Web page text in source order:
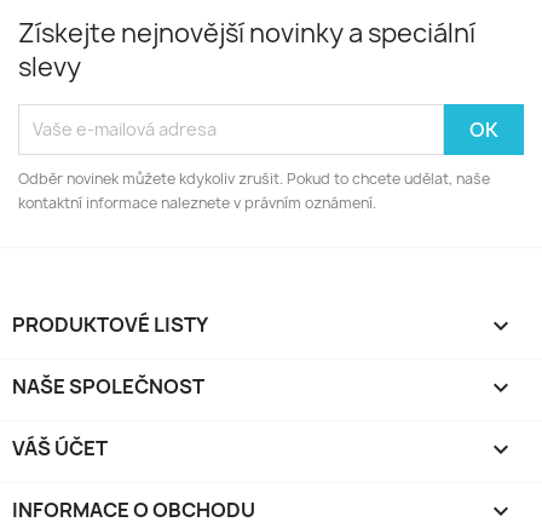
Získejte nejnovější novinky a speciální
slevy
Odběr novinek můžete kdykoliv zrušit. Pokud to chcete udělat, naše
kontaktní informace naleznete v právním oznámení.
PRODUKTOVÉ LISTY 
NAŠE SPOLEČNOST 
VÁŠ ÚČET 
INFORMACE O OBCHODU keyboard_arrow_down